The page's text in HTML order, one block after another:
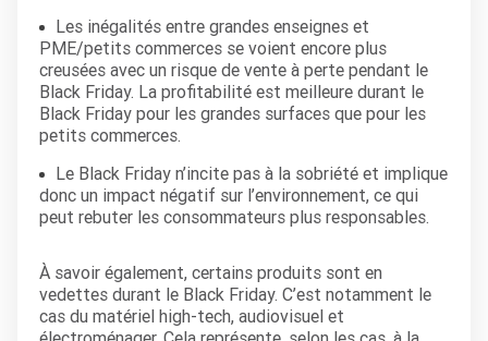
Les inégalités entre grandes enseignes et
PME/petits commerces se voient encore plus
creusées avec un risque de vente à perte pendant le
Black Friday. La profitabilité est meilleure durant le
Black Friday pour les grandes surfaces que pour les
petits commerces.
Le Black Friday n’incite pas à la sobriété et implique
donc un impact négatif sur l’environnement, ce qui
peut rebuter les consommateurs plus responsables.
À savoir également, certains produits sont en
vedettes durant le Black Friday. C’est notamment le
cas du matériel high-tech, audiovisuel et